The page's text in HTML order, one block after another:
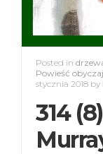
Posted in
Powieść
stycznia 2018 by
314